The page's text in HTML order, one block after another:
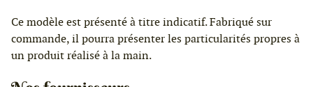
Ce modèle est présenté à titre indicatif. Fabriqué sur
commande, il pourra présenter les particularités propres à
un produit réalisé à la main.